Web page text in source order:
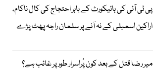
پی ٹی آئی کی ہائیکورٹ کے باہر احتجاج کی کال ناکام،
اراکین اسمبلی کے نہ آنے پر سلمان راجہ پھٹ پڑے
میر رضا قتل کے بعد کون پُراسرار طور پر غائب ہے؟